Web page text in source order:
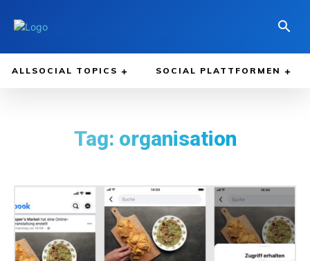
ALLSOCIAL TOPICS SOCIAL PLATTFORMEN
Tag: organisation